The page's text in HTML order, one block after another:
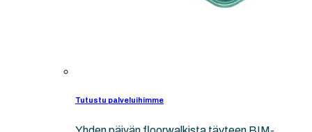
Tutustu palveluihimme